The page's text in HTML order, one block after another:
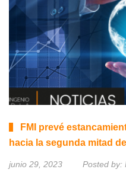
FMI prevé
hacia la segunda mitad
junio 29, 2023 Posted by: